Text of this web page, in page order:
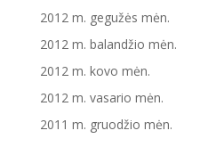
2012 m. gegužės mėn.
2012 m. balandžio mėn.
2012 m. kovo mėn.
2012 m. vasario mėn.
2011 m. gruodžio mėn.